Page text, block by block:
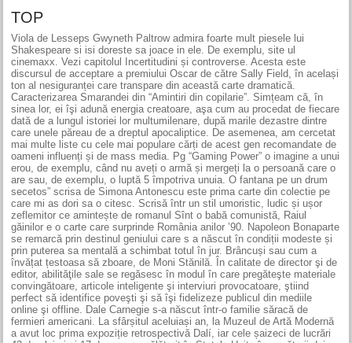
TOP
Viola de Lesseps Gwyneth Paltrow admira foarte mult piesele lui
Shakespeare si isi doreste sa joace in ele. De exemplu, site ul
cinemaxx. Vezi capitolul Incertitudini și controverse. Acesta este
discursul de acceptare a premiului Oscar de către Sally Field, în același
ton al nesiguranței care transpare din această carte dramatică.
Caracterizarea Smarandei din “Amintiri din copilarie”. Simțeam că, în
sinea lor, ei îşi adună energia creatoare, aşa cum au procedat de fiecare
dată de a lungul istoriei lor multumilenare, după marile dezastre dintre
care unele păreau de a dreptul apocaliptice. De asemenea, am cercetat
mai multe liste cu cele mai populare cărți de acest gen recomandate de
oameni influenți și de mass media. Pg “Gaming Power” o imagine a unui
erou, de exemplu, când nu aveți o armă și mergeți la o persoană care o
are sau, de exemplu, o luptă 5 împotriva unuia. O fantana pe un drum
secetos” scrisa de Simona Antonescu este prima carte din colectie pe
care mi as dori sa o citesc. Scrisă într un stil umoristic, ludic și ușor
zeflemitor ce amintește de romanul Sînt o babă comunistă, Raiul
găinilor e o carte care surprinde România anilor ’90. Napoleon Bonaparte
se remarcă prin destinul geniului care s a născut în condiții modeste și
prin puterea sa mentală a schimbat totul în jur. Brâncuși sau cum a
învățat țestoasa să zboare, de Moni Stănilă. În calitate de director şi de
editor, abilităţile sale se regăsesc în modul în care pregăteşte materiale
convingătoare, articole inteligente şi interviuri provocatoare, ştiind
perfect să identifice poveşti şi să îşi fidelizeze publicul din mediile
online şi offline. Dale Carnegie s‑a născut într‑o familie săracă de
fermieri americani. La sfârșitul aceluiași an, la Muzeul de Artă Modernă
a avut loc prima expoziție retrospectivă Dalí, iar cele șaizeci de lucrări